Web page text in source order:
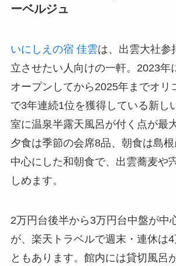
ーベルジュ
いにしえの宿 佳雲は、出雲大社参
立させたい人向けの一軒。2023年
オープンしてから2025年までオリ
で3年連続1位を獲得している新し
室に温泉半露天風呂が付く点が最
夕食は季節の会席8品、朝食は島
中心にした和朝食で、出雲蕎麦や
しめます。
2万円台後半から3万円台中盤が中
が、楽天トラベルで週末・連休は4
ともあります。館内には貸切風呂